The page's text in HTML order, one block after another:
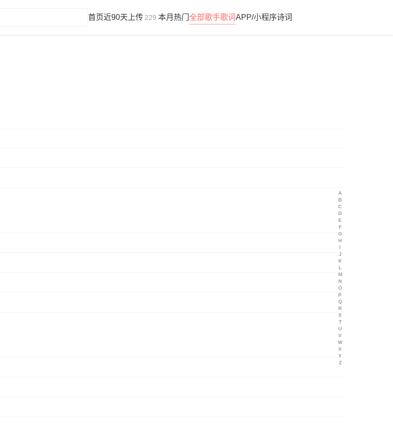
首页近90天上传 229 本月热门 全部歌手歌词APP/小程序诗词
A
B
C
D
E
F
G
H
I
J
K
L
M
N
O
P
Q
R
S
T
U
V
W
X
Y
Z